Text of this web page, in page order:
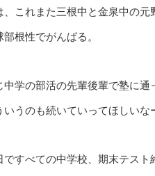
、これまた三根中と金泉中の元
部根性でがんばる。
中学の部活の先輩後輩で塾に通
いうのも続いていってほしいな
ですべての中学校、期末テスト